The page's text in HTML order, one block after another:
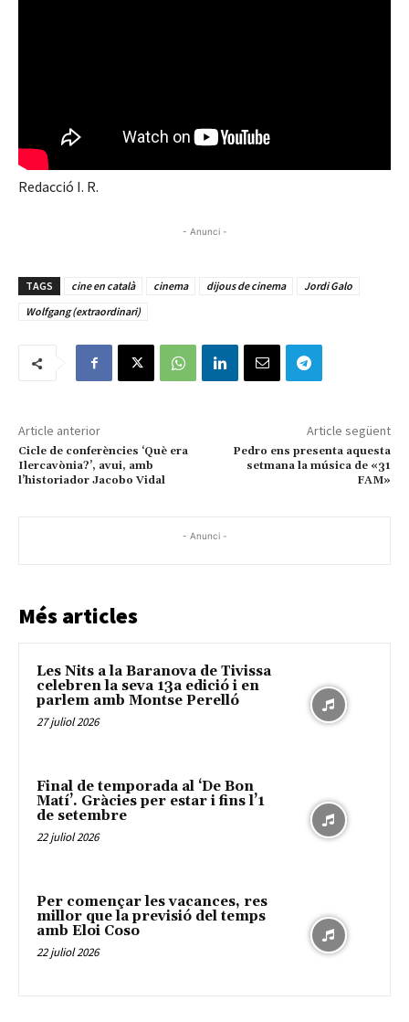
Redacció I. R.
- Anunci -
TAGS cine en català cinema dijous de cinema
Jordi Galo
Wolfgang (extraordinari)
Article anterior
Cicle de conferències ‘Què era
Ilercavònia?’, avui, amb
l’historiador Jacobo Vidal
Article següent
Pedro ens presenta aquesta
setmana la música de «31
FAM»
- Anunci -
Més articles
Les Nits a la Baranova de Tivissa
celebren la seva 13a edició i en
parlem amb Montse Perelló
27 juliol 2026
Final de temporada al ‘De Bon
Matí’. Gràcies per estar i fins l’1
de setembre
22 juliol 2026
Per començar les vacances, res
millor que la previsió del temps
amb Eloi Coso
22 juliol 2026